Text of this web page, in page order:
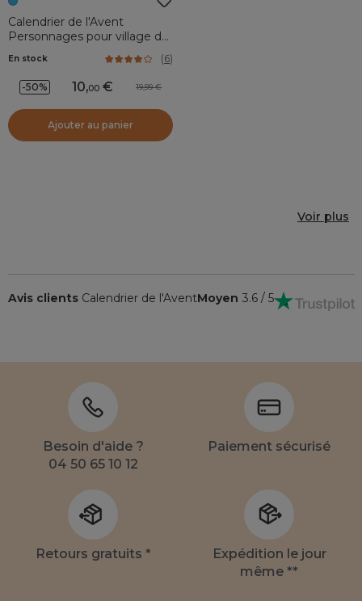
Calendrier de l'Avent
Personnages pour village de
En stock (6)
-50% 10,00 19,99
Ajouter au panier
Voir plus
Avis clientsCalendrier de l'AventMoyen 3.6 / 5
Besoin d'aide ?
04 50 65 10 12
Paiement sécurisé
Retours gratuits *
Expédition le jour
même **